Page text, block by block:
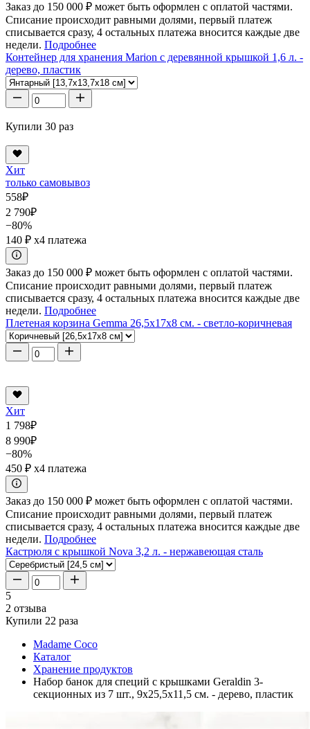
Заказ до 150 000 ₽ может быть оформлен с оплатой частями.
Списание происходит равными долями, первый платеж
списывается сразу, 4 остальных платежа вносится каждые две
недели. Подробнее
Контейнер для хранения Marion с деревянной крышкой 1,6 л. -
дерево, пластик
Купили 30 раз
Хит
только самовывоз
558₽
2 790₽
−80%
140 ₽ x4 платежа
Заказ до 150 000 ₽ может быть оформлен с оплатой частями.
Списание происходит равными долями, первый платеж
списывается сразу, 4 остальных платежа вносится каждые две
недели. Подробнее
Плетеная корзина Gemma 26,5x17x8 см. - светло-коричневая
Хит
1 798₽
8 990₽
−80%
450 ₽ x4 платежа
Заказ до 150 000 ₽ может быть оформлен с оплатой частями.
Списание происходит равными долями, первый платеж
списывается сразу, 4 остальных платежа вносится каждые две
недели. Подробнее
Кастрюля с крышкой Nova 3,2 л. - нержавеющая сталь
5
2 отзыва
Купили 22 раза
Madame Coco
Каталог
Хранение продуктов
Набор банок для специй с крышками Geraldin 3-
секционных из 7 шт., 9x25,5x11,5 см. - дерево, пластик